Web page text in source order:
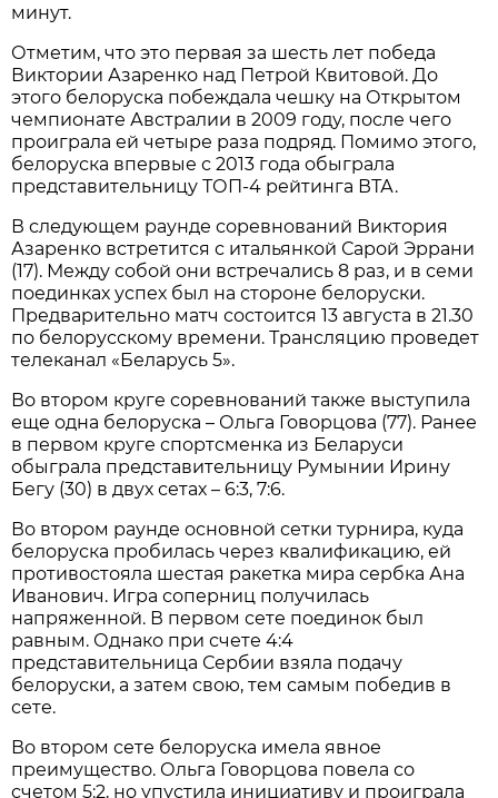
минут.
Отметим, что это первая за шесть лет победа
Виктории Азаренко над Петрой Квитовой. До
этого белоруска побеждала чешку на Открытом
чемпионате Австралии в 2009 году, после чего
проиграла ей четыре раза подряд. Помимо этого,
белоруска впервые с 2013 года обыграла
представительницу ТОП-4 рейтинга ВТА.
В следующем раунде соревнований Виктория
Азаренко встретится с итальянкой Сарой Эррани
(17). Между собой они встречались 8 раз, и в семи
поединках успех был на стороне белоруски.
Предварительно матч состоится 13 августа в 21.30
по белорусскому времени. Трансляцию проведет
телеканал «Беларусь 5».
Во втором круге соревнований также выступила
еще одна белоруска – Ольга Говорцова (77). Ранее
в первом круге спортсменка из Беларуси
обыграла представительницу Румынии Ирину
Бегу (30) в двух сетах – 6:3, 7:6.
Во втором раунде основной сетки турнира, куда
белоруска пробилась через квалификацию, ей
противостояла шестая ракетка мира сербка Ана
Иванович. Игра соперниц получилась
напряженной. В первом сете поединок был
равным. Однако при счете 4:4
представительница Сербии взяла подачу
белоруски, а затем свою, тем самым победив в
сете.
Во втором сете белоруска имела явное
преимущество. Ольга Говорцова повела со
счетом 5:2, но упустила инициативу и проиграла